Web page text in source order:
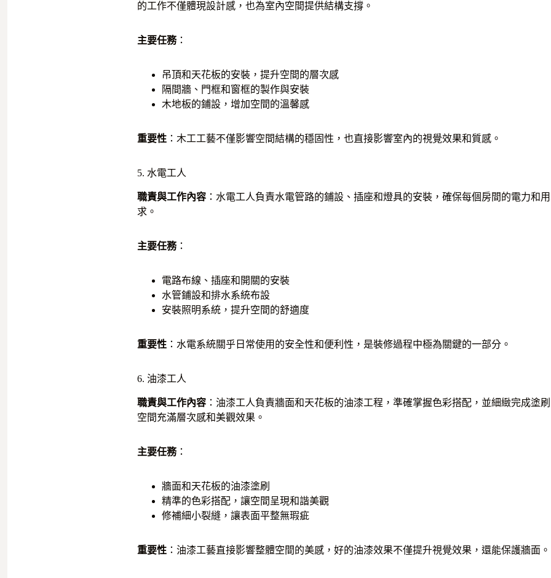
的工作不僅體現設計感，也為室內空間提供結構支撐。
主要任務：
吊頂和天花板的安裝，提升空間的層次感
隔間牆、門框和窗框的製作與安裝
木地板的鋪設，增加空間的溫馨感
重要性 ：木工工藝不僅影響空間結構的穩固性，也直接影響室內的視覺效果和質感。
5. 水電工人
職責與工作內容 ：水電工人負責水電管路的鋪設、插座和燈具的安裝，確保每個房間的電力和
求。
主要任務：
電路布線、插座和開關的安裝
水管鋪設和排水系統布設
安裝照明系統，提升空間的舒適度
重要性 ：水電系統關乎日常使用的安全性和便利性，是裝修過程中極為關鍵的一部分。
6. 油漆工人
職責與工作內容 ：油漆工人負責牆面和天花板的油漆工程，準確掌握色彩搭配，並細緻完成塗
空間充滿層次感和美觀效果。
主要任務：
牆面和天花板的油漆塗刷
精準的色彩搭配，讓空間呈現和諧美觀
修補細小裂縫，讓表面平整無瑕疵
重要性 ：油漆工藝直接影響整體空間的美感，好的油漆效果不僅提升視覺效果，還能保護牆面。